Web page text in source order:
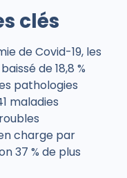
clés
de Covid-19, les
de 18,8 %
pathologies
maladies
charge par
37 % de plus